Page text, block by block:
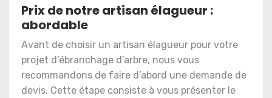
Prix de notre artisan élagueur :
abordable
Avant de choisir un artisan élagueur pour votre
projet d’ébranchage d’arbre, nous vous
recommandons de faire d’abord une demande de
devis. Cette étape consiste à vous présenter le